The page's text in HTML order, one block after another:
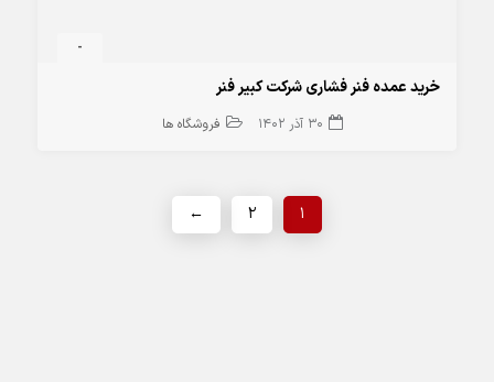
-
خرید عمده فنر فشاری شرکت کبیر فنر
30 آذر 1402 فروشگاه ها
1
2
←